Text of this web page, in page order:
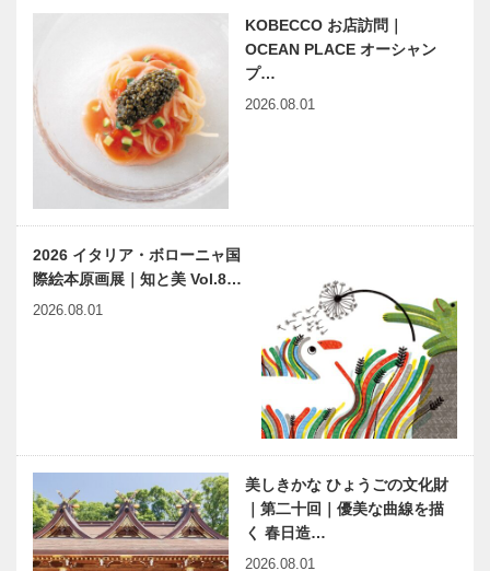
1847…
KOBECCO お店訪問｜
OCEAN PLACE オーシャン
プ…
2026.08.01
2026 イタリア・ボローニャ国
際絵本原画展｜知と美 Vol.8…
2026.08.01
美しきかな ひょうごの文化財
｜第二十回｜優美な曲線を描
く 春日造…
2026.08.01